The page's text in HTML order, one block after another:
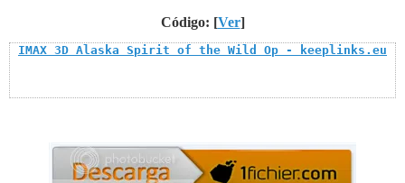
Código: [Ver]
IMAX 3D Alaska Spirit of the Wild Op - keeplinks.eu